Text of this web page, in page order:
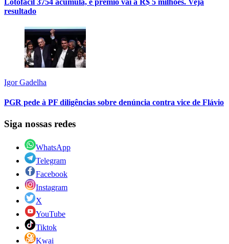
resultado
Igor Gadelha
PGR pede à PF diligências sobre denúncia contra vice de Flávio
Siga nossas redes
WhatsApp
Telegram
Facebook
Instagram
X
YouTube
Tiktok
Kwai